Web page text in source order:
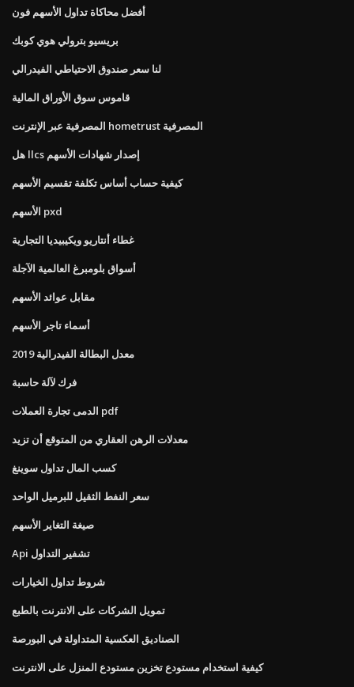
أفضل محاكاة تداول الأسهم فون
بريسيو بترولي هوي كوبك
لنا سعر صندوق الاحتياطي الفيدرالي
قاموس سوق الأوراق المالية
المصرفية عبر الإنترنت hometrust المصرفية
هل llcs إصدار شهادات الأسهم
كيفية حساب أساس تكلفة تقسيم الأسهم
الأسهم pxd
غطاء أنتاريو ويكيبيديا التجارية
أسواق بلومبرغ العالمية الآجلة
مقابل عوائد الأسهم
أسماء تاجر الأسهم
معدل البطالة الفيدرالية 2019
فرك لآلة حاسبة
الدمى تجارة العملات pdf
معدلات الرهن العقاري من المتوقع أن تزيد
كسب المال تداول سوينغ
سعر النفط الثقيل للبرميل الواحد
صيغة التغاير الأسهم
Api تشفير التداول
شروط تداول الخيارات
تمويل الشركات على الانترنت بالطبع
الصناديق العكسية المتداولة في البورصة
كيفية استخدام مستودع تخزين مستودع المنزل على الانترنت